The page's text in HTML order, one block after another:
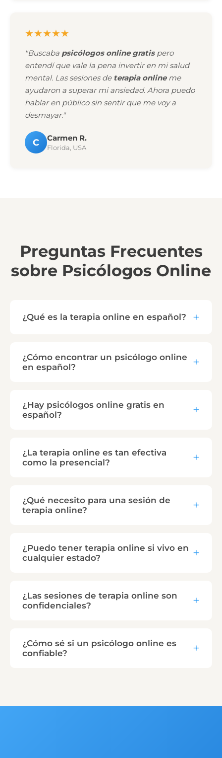
★★★★★
"Buscaba psicólogos online gratispero
entendí que vale la pena invertir en mi salud
mental. Las sesiones de terapia onlineme
ayudaron a superar mi ansiedad. Ahora puedo
hablar en público sin sentir que me voy a
desmayar."
C Carmen R.
Florida, USA
Preguntas Frecuentes
sobre Psicólogos Online
¿Qué es la terapia online en español?
¿Cómo encontrar un psicólogo online
en español?
¿Hay psicólogos online gratis en
español?
¿La terapia online es tan efectiva
como la presencial?
¿Qué necesito para una sesión de
terapia online?
¿Puedo tener terapia online si vivo en
cualquier estado?
¿Las sesiones de terapia online son
confidenciales?
¿Cómo sé si un psicólogo online es
confiable?